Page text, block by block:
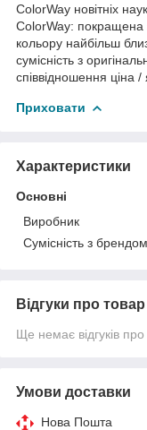
ColorWay новітніх
ColorWay: покращена
кольору найбільш
сумісність з
співвідношення ціна /
Приховати
Характеристики
Основні
Виробник
Сумісність з брендом
Відгуки про товар
Ще немає відгуків
Умови доставки
Нова Пошта